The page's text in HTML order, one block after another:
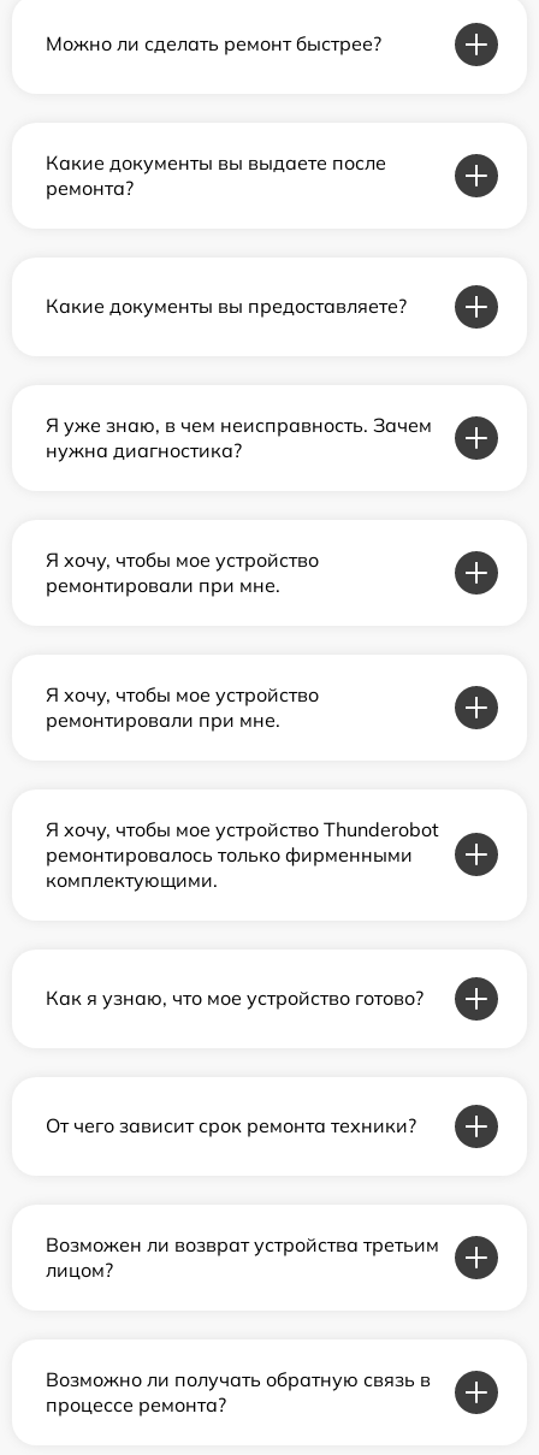
Можно ли сделать ремонт быстрее?
Какие документы вы выдаете после
ремонта?
Какие документы вы предоставляете?
Я уже знаю, в чем неисправность. Зачем
нужна диагностика?
Я хочу, чтобы мое устройство
ремонтировали при мне.
Я хочу, чтобы мое устройство
ремонтировали при мне.
Я хочу, чтобы мое устройство Thunderobot
ремонтировалось только фирменными
комплектующими.
Как я узнаю, что мое устройство готово?
От чего зависит срок ремонта техники?
Возможен ли возврат устройства третьим
лицом?
Возможно ли получать обратную связь в
процессе ремонта?